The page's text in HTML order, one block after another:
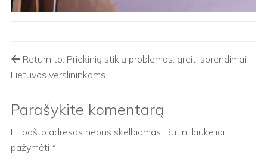
Return to: Priekinių stiklų problemos: greiti sprendimai
Lietuvos verslininkams
Parašykite komentarą
El. pašto adresas nebus skelbiamas. Būtini laukeliai
pažymėti *